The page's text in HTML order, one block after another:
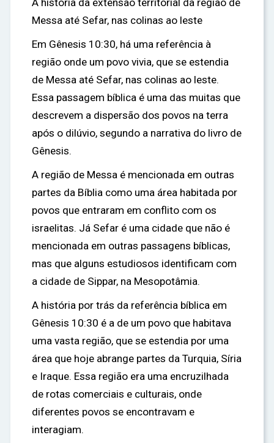
A história da extensão territorial da região de
Messa até Sefar, nas colinas ao leste
Em Gênesis 10:30, há uma referência à
região onde um povo vivia, que se estendia
de Messa até Sefar, nas colinas ao leste.
Essa passagem bíblica é uma das muitas que
descrevem a dispersão dos povos na terra
após o dilúvio, segundo a narrativa do livro de
Gênesis.
A região de Messa é mencionada em outras
partes da Bíblia como uma área habitada por
povos que entraram em conflito com os
israelitas. Já Sefar é uma cidade que não é
mencionada em outras passagens bíblicas,
mas que alguns estudiosos identificam com
a cidade de Sippar, na Mesopotâmia.
A história por trás da referência bíblica em
Gênesis 10:30 é a de um povo que habitava
uma vasta região, que se estendia por uma
área que hoje abrange partes da Turquia, Síria
e Iraque. Essa região era uma encruzilhada
de rotas comerciais e culturais, onde
diferentes povos se encontravam e
interagiam.